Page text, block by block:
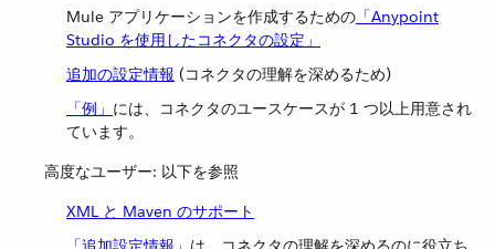
Mule アプリケーションを作成するための​ 「Anypoint
Studio を使用したコネクタの設定」
追加の設定情報 (コネクタの理解を深めるため)
「例」 ​には、コネクタのユースケースが 1 つ以上用意され
ています。
高度なユーザー: 以下を参照
XML と Maven のサポート